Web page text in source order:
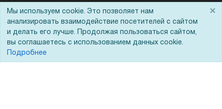
Помощь
Вопрос-ответ
Мы используем cookie. Это позволяет нам
анализировать взаимодействие посетителей с сайтом
и делать его лучше. Продолжая пользоваться сайтом,
вы соглашаетесь с использованием данных cookie.
Подробнее
×